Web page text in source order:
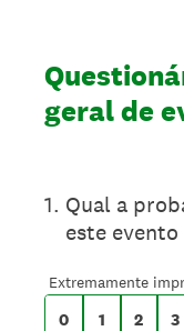
geral de
1. Numa
Qual a
este evento
Extremamente
0 1 2 3